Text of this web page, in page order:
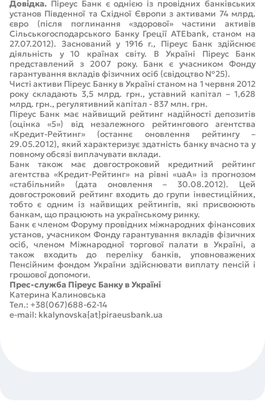
Довідка. Піреус Банк є однією із провідних банківських
установ Південної та Східної Європи з активами 74 млрд.
євро (після поглинання «здорової» частини активів
Сільськогосподарського Банку Греції ATEbank, станом на
27.07.2012). Заснований у 1916 г., Піреус Банк здійснює
діяльність у 10 країнах світу. В Україні Піреус Банк
представлений з 2007 року. Банк є учасником Фонду
гарантування вкладів фізичних осіб (свідоцтво №25).
Чисті активи Піреус Банку в Україні станом на 1 червня 2012
року складають 3,5 млрд. грн., уставний капітал – 1,628
млрд. грн., регулятивний капітал - 837 млн. грн.
Піреус Банк має найвищий рейтинг надійності депозитів
(оцінка «5») від незалежного рейтингового агентства
«Кредит-Рейтинг» (останнє оновлення рейтингу –
29.05.2012), який характеризує здатність банку вчасно та у
повному обсязі виплачувати вклади.
Банк також має довгостроковий кредитний рейтинг
агентства «Кредит-Рейтинг» на рівні «uaA» із прогнозом
«стабільний» (дата оновлення – 30.08.2012). Цей
довгостроковий рейтинг входить до групи інвестиційних,
тобто є одним із найвищих рейтингів, які присвоюють
банкам, що працюють на українському ринку.
Банк є членом Форуму провідних міжнародних фінансових
установ, учасником Фонду гарантування вкладів фізичних
осіб, членом Міжнародної торгової палати в Україні, а
також входить до переліку банків, уповноважених
Пенсійним фондом України здійснювати виплату пенсій і
грошової допомоги.
Прес-служба Піреус Банку в Україні
Катерина Калиновська
Тел.: +38(067)688-62-14
e-mail: kkalynovska{at}piraeusbank.ua